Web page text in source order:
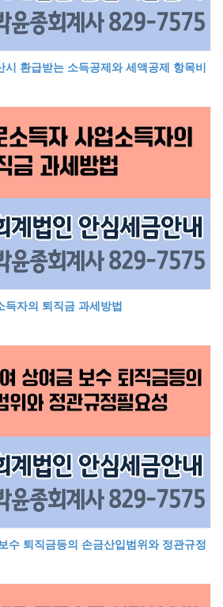
환급받는 소득공제와 세액공제 항목비
자의 퇴직금 과세방법
수 퇴직금등의 손금산입범위와 정관규정